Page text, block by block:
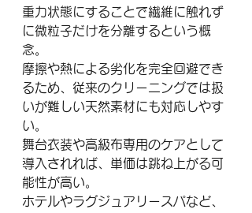
重力状態にすることで繊維に触れず
に微粒子だけを分離するという概
念。
摩擦や熱による劣化を完全回避でき
るため、従来のクリーニングでは扱
いが難しい天然素材にも対応しやす
い。
舞台衣装や高級布専用のケアとして
導入されれば、単価は跳ね上がる可
能性が高い。
ホテルやラグジュアリースパなど、